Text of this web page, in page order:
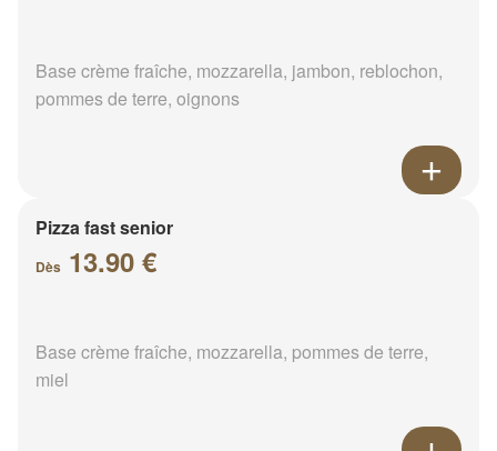
Base crème fraîche, mozzarella, jambon, reblochon,
pommes de terre, oignons
Pizza fast senior
Dès 13.90 €
Base crème fraîche, mozzarella, pommes de terre,
miel